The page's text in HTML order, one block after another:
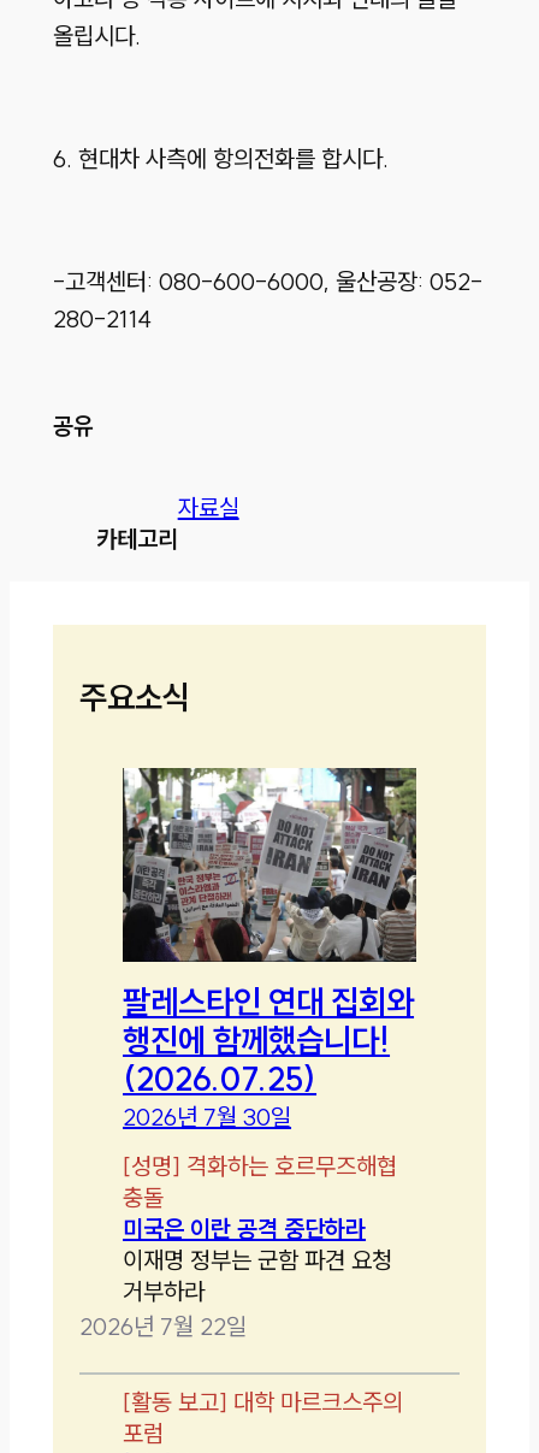
올립시다.
6. 현대차 사측에 항의전화를 합시다.
-고객센터: 080-600-6000, 울산공장: 052-
280-2114
공유
카테고리
자료실
주요소식
팔레스타인 연대 집회와
행진에 함께했습니다!
(2026.07.25)
2026년 7월 30일
[성명] 격화하는 호르무즈해협
충돌
미국은 이란 공격 중단하라
이재명 정부는 군함 파견 요청
거부하라
2026년 7월 22일
[활동 보고] 대학 마르크스주의
포럼